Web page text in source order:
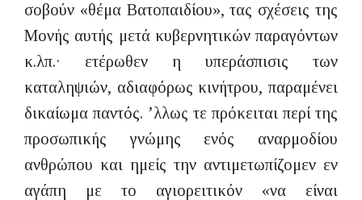
σοβούν «θέμα Βατοπαιδίου», τας σχέσεις της
Μονής αυτής μετά κυβερνητικών παραγόντων
κ.λπ.· ετέρωθεν η υπεράσπισις των
καταληψιών, αδιαφόρως κινήτρου, παραμένει
δικαίωμα παντός. ʼλλως τε πρόκειται περί της
προσωπικής γνώμης ενός αναρμοδίου
ανθρώπου και ημείς την αντιμετωπίζομεν εν
αγάπη με το αγιορειτικόν «να είναι